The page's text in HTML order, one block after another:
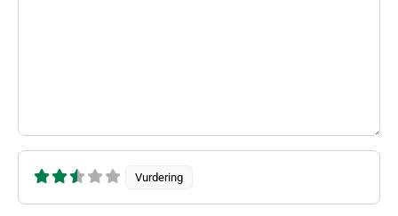
Vurdering